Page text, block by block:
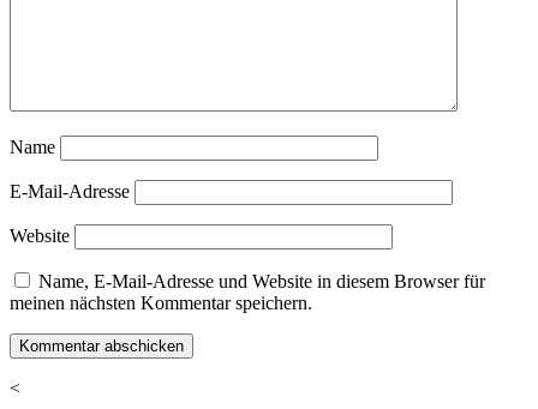
Name
E-Mail-Adresse
Website
Name, E-Mail-Adresse und Website in diesem Browser für
meinen nächsten Kommentar speichern.
<